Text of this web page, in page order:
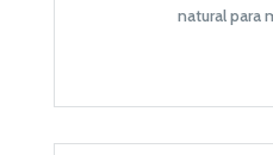
natural para